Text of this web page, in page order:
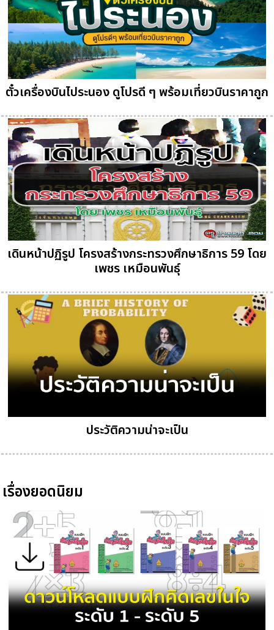
ตั๋วเครื่องบินไประนอง ดูโปรดี ๆ พร้อมเที่ยวบินราคาถูก
เดินหน้าปฏิรูป โครงสร้างกระทรวงศึกษาธิการ 59 โดย
เพชร เหมือนพันธุ์
ประวัติความน่าจะเป็น
เรื่องยอดนิยม